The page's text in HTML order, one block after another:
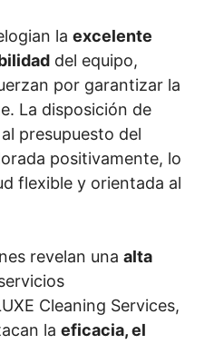
la excelente
del equipo,
por garantizar la
La disposición de
presupuesto del
positivamente, lo
flexible y orientada al
revelan una alta
Cleaning Services,
la eficacia, el